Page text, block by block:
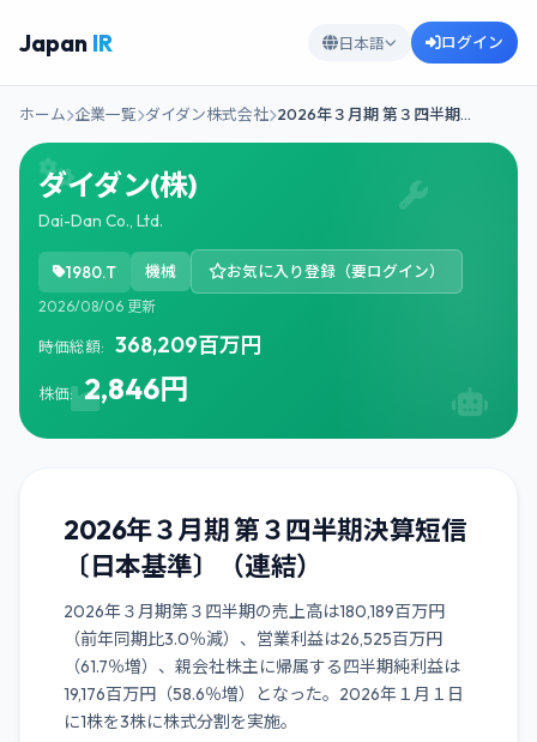
Japan IR 日本語 ログイン
ホーム 企業一覧 ダイダン株式会社 2026年３月期 第３四半期…
ダイダン(株)
Dai-Dan Co., Ltd.
1980.T 機械 お気に入り登録（要ログイン）
2026/08/06 更新
時価総額: 368,209百万円
株価: 2,846円
2026年３月期 第３四半期決算短信
〔日本基準〕（連結）
2026年３月期第３四半期の売上高は180,189百万円
（前年同期比3.0％減）、営業利益は26,525百万円
（61.7％増）、親会社株主に帰属する四半期純利益は
19,176百万円（58.6％増）となった。2026年１月１日
に1株を3株に株式分割を実施。